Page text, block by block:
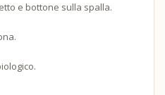
e bottone sulla spalla.